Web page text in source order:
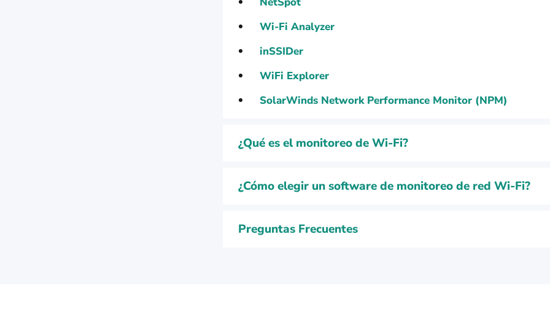
Wi-Fi Analyzer
inSSIDer
WiFi Explorer
SolarWinds Network Performance Monitor (NPM)
¿Qué es el monitoreo de Wi-Fi?
¿Cómo elegir un software de monitoreo de red Wi-Fi?
Preguntas Frecuentes